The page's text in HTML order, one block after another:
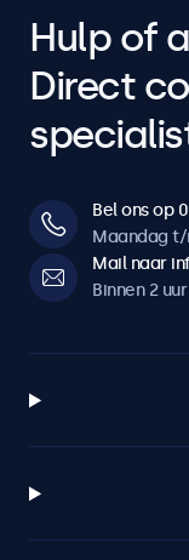
Hulp of
Direct
Bel ons op
Maandag t/
Mail naar
Binnen 2